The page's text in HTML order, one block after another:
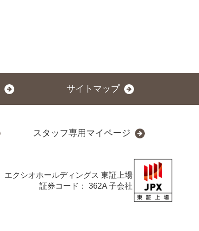
サイトマップ
スタッフ専用マイページ
エクシオホールディングス 東証上場
証券コード： 362A 子会社